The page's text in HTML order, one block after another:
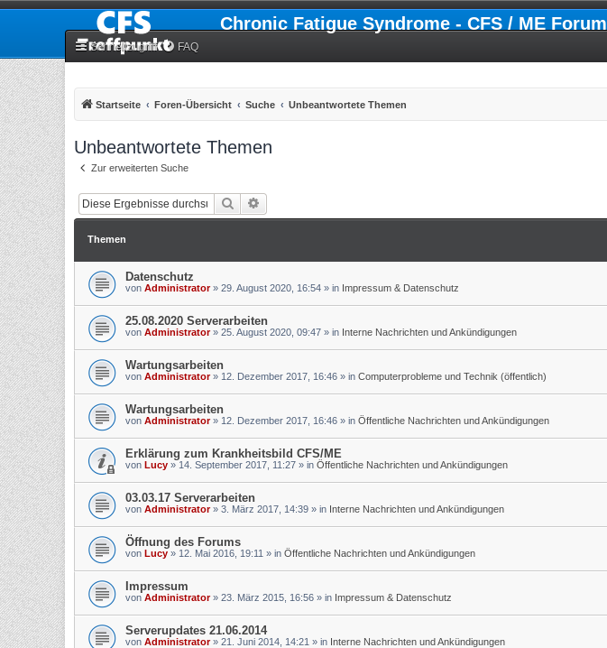
Chronic Fatigue Syndrome - CFS / ME Forum
Schnellzugriff FAQ
Startseite Foren-Übersicht Suche Unbeantwortete Themen
Unbeantwortete Themen
Zur erweiterten Suche
Suche
Themen
Datenschutz
von Administrator» 29. August 2020, 16:54 » in Impressum & Datenschutz
25.08.2020 Serverarbeiten
von Administrator» 25. August 2020, 09:47 » in Interne Nachrichten und Ankündigungen
Wartungsarbeiten
von Administrator» 12. Dezember 2017, 16:46 » in Computerprobleme und Technik (öffentlich)
Wartungsarbeiten
von Administrator» 12. Dezember 2017, 16:46 » in Öffentliche Nachrichten und Ankündigungen
Erklärung zum Krankheitsbild CFS/ME
von Lucy » 14. September 2017, 11:27 » in Öffentliche Nachrichten und Ankündigungen
03.03.17 Serverarbeiten
von Administrator» 3. März 2017, 14:39 » in Interne Nachrichten und Ankündigungen
Öffnung des Forums
von Lucy » 12. Mai 2016, 19:11 » in Öffentliche Nachrichten und Ankündigungen
Impressum
von Administrator» 23. März 2015, 16:56 » in Impressum & Datenschutz
Serverupdates 21.06.2014
von Administrator» 21. Juni 2014, 14:21 » in Interne Nachrichten und Ankündigungen